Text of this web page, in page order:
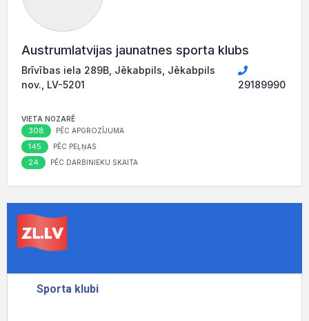
Austrumlatvijas jaunatnes sporta klubs
Brīvības iela 289B, Jēkabpils, Jēkabpils
nov., LV-5201
29189990
VIETA NOZARĒ
308 PĒC APGROZĪJUMA
145 PĒC PEĻŅAS
24 PĒC DARBINIEKU SKAITA